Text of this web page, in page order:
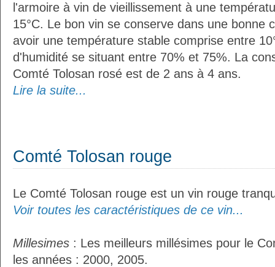
l'armoire à vin de vieillissement à une
15°C. Le bon vin se conserve dans une bonne
avoir une température stable comprise entre
d'humidité se situant entre 70% et 75%. La
Comté Tolosan rosé est de 2 ans à 4 ans.
Lire la suite...
Comté Tolosan rouge
Le Comté Tolosan rouge est un vin rouge
Voir toutes les caractéristiques de ce vin...
Millesimes : Les meilleurs millésimes pour le
les années : 2000, 2005.